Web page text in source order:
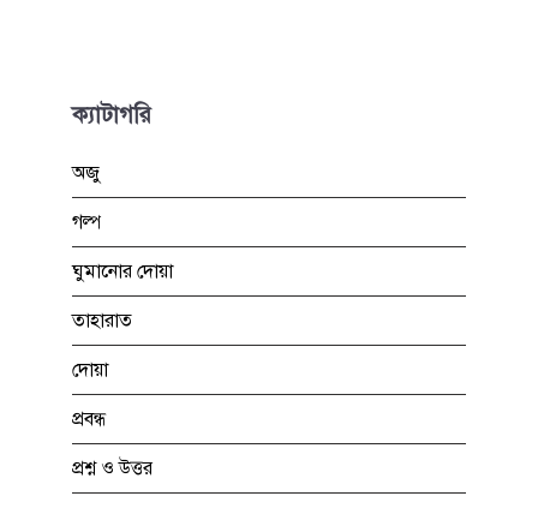
ক্যাটাগরি
অজু
গল্প
ঘুমানোর দোয়া
তাহারাত
দোয়া
প্রবন্ধ
প্রশ্ন ও উত্তর